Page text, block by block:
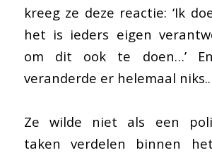
kreeg ze deze reactie: ‘Ik
het is ieders eigen
om dit ook te doen…’ En
veranderde er helemaal niks..
Ze wilde niet als een
taken verdelen binnen